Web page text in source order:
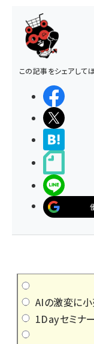
この記事をシェアしてほ
AIの激変に小
1Dayセミナ